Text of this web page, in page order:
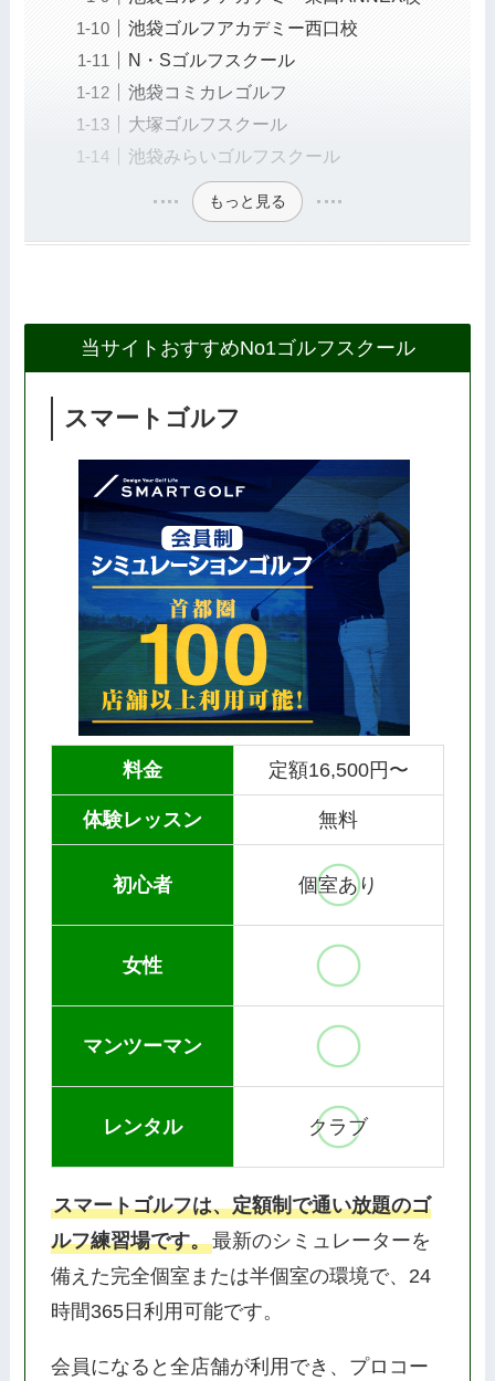
池袋ゴルフアカデミー西口校
N・Sゴルフスクール
池袋コミカレゴルフ
大塚ゴルフスクール
池袋みらいゴルフスクール
もっと見る
当サイトおすすめNo1ゴルフスクール
スマートゴルフ
料金 定額16,500円〜
体験レッスン 無料
初心者 個室あり
女性
マンツーマン
レンタル クラブ
スマートゴルフは、定額制で通い放題のゴ
ルフ練習場です。最新のシミュレーターを
備えた完全個室または半個室の環境で、24
時間365日利用可能です。
会員になると全店舗が利用でき、プロコー